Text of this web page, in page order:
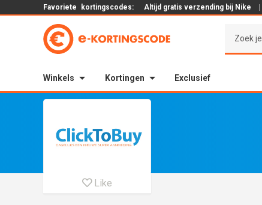
Favoriete kortingscodes: Altijd gratis verzending bij Nike
Winkels Kortingen Exclusief
Like